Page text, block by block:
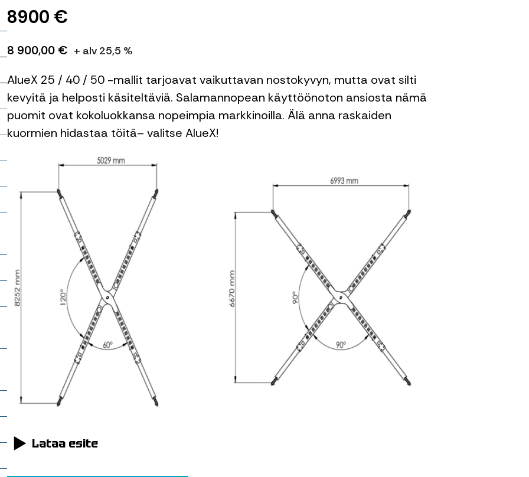
8900 €
8 900,00 € + alv 25,5 %
AlueX 25 / 40 / 50 -mallit tarjoavat vaikuttavan nostokyvyn, mutta ovat silti
kevyitä ja helposti käsiteltäviä. Salamannopean käyttöönoton ansiosta nämä
puomit ovat kokoluokkansa nopeimpia markkinoilla. Älä anna raskaiden
kuormien hidastaa töitä– valitse AlueX!
Lataa esite